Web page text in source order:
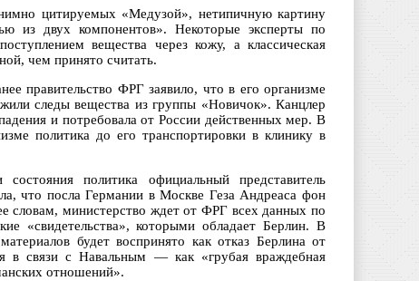
цитируемых «Медузой», нетипичную картину
из двух компонентов». Некоторые эксперты по
вещества через кожу, а классическая
чем принято считать.
правительство ФРГ заявило, что в его организме
следы вещества из группы «Новичок». Канцлер
и потребовала от России действенных мер. В
политика до его транспортировки в клинику в
политика официальный представитель
что посла Германии в Москве Геза Андреаса фон
министерство ждет от ФРГ всех данных по
«свидетельства», которыми обладает Берлин. В
будет воспринято как отказ Берлина от
в связи с Навальным — как «грубая враждебная
отношений».